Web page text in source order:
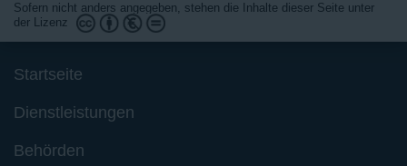
Sofern nicht anders angegeben, stehen die Inhalte dieser Seite unter
der Lizenz
Startseite
Dienstleistungen
Behörden